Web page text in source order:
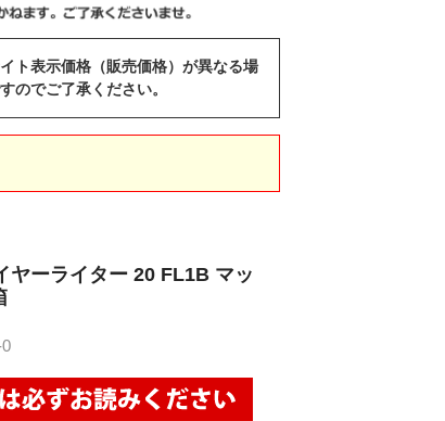
ト表示価格（販売価格）が異なる場
のでご了承ください。
ヤーライター 20 FL1B マッ